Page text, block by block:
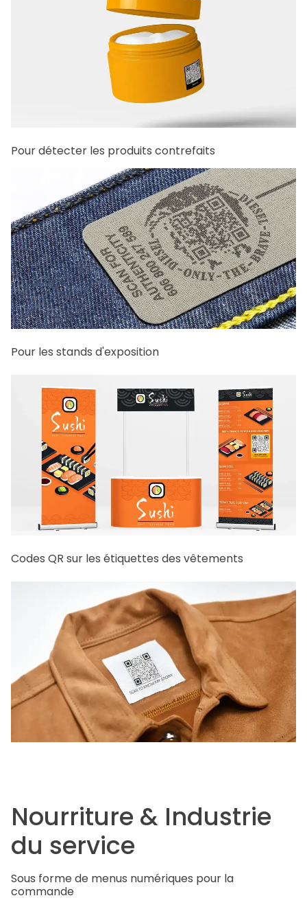
Pour détecter les produits contrefaits
Pour les stands d'exposition
Codes QR sur les étiquettes des vêtements
Nourriture & Industrie
du service
Sous forme de menus numériques pour la
commande